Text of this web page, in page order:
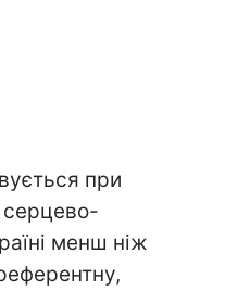
при
серцево-
менш ніж